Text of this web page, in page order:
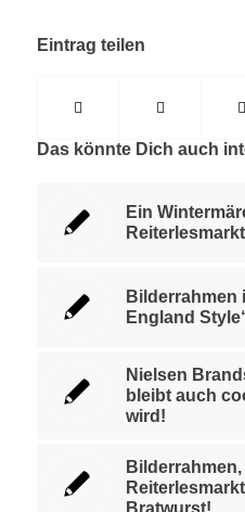
Eintrag teilen
Das könnte Dich auch
Ein
Bilderrahmen
England
Nielsen
bleibt auch
wird!